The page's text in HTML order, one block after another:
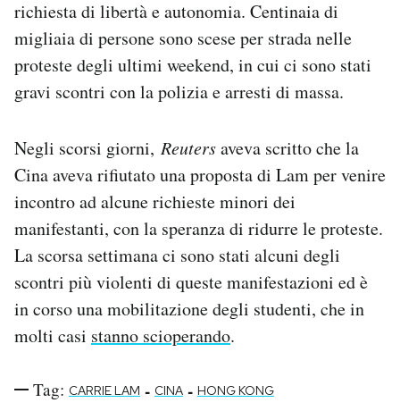
richiesta di libertà e autonomia. Centinaia di
migliaia di persone sono scese per strada nelle
proteste degli ultimi weekend, in cui ci sono stati
gravi scontri con la polizia e arresti di massa.
Negli scorsi giorni, Reutersaveva scritto che la
Cina aveva rifiutato una proposta di Lam per venire
incontro ad alcune richieste minori dei
manifestanti, con la speranza di ridurre le proteste.
La scorsa settimana ci sono stati alcuni degli
scontri più violenti di queste manifestazioni ed è
in corso una mobilitazione degli studenti, che in
molti casi stanno scioperando.
Tag: CARRIE LAM - CINA - HONG KONG